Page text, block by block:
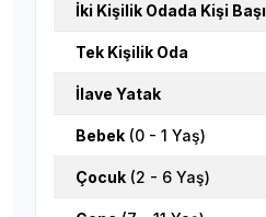
İki Kişilik Odada Kişi Başı
Tek Kişilik Oda
İlave Yatak
Bebek (0 - 1 Yaş)
Çocuk (2 - 6 Yaş)